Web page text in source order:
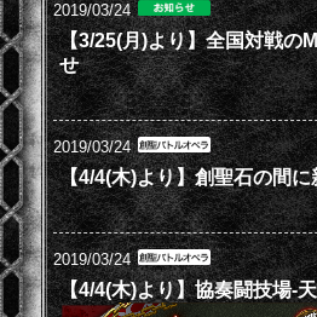
2019/03/24
【3/25(月)より】全国対戦の
せ
2019/03/24
【4/4(木)より】創聖石の間
2019/03/24
【4/4(木)より】協奏闘技場-